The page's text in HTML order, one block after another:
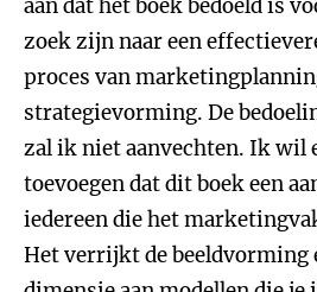
aan dat het boek bedoeld is
zoek zijn naar een
proces van
strategievorming. De
zal ik niet aanvechten. Ik wil
toevoegen dat dit boek een
iedereen die het
Het verrijkt de beeldvorming